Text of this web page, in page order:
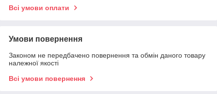
Всі умови оплати
Умови повернення
Законом не передбачено повернення та обмін даного товару
належної якості
Всі умови повернення